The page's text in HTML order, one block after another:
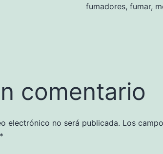
fumadores, fumar,
comentario
electrónico no será publicada. Los
*